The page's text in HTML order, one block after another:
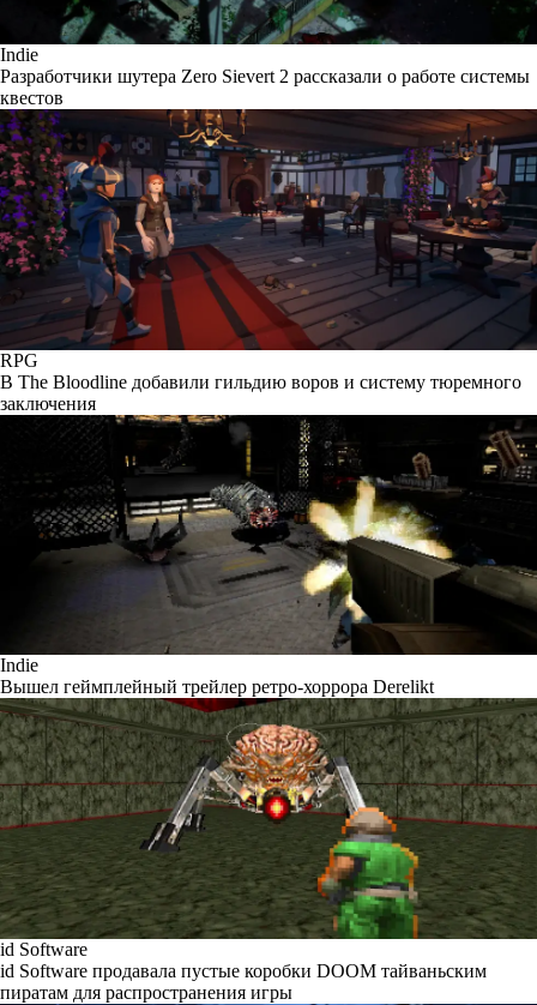
Indie
Разработчики шутера Zero Sievert 2 рассказали о работе системы
квестов
RPG
В The Bloodline добавили гильдию воров и систему тюремного
заключения
Indie
Вышел геймплейный трейлер ретро-хоррора Derelikt
id Software
id Software продавала пустые коробки DOOM тайваньским
пиратам для распространения игры